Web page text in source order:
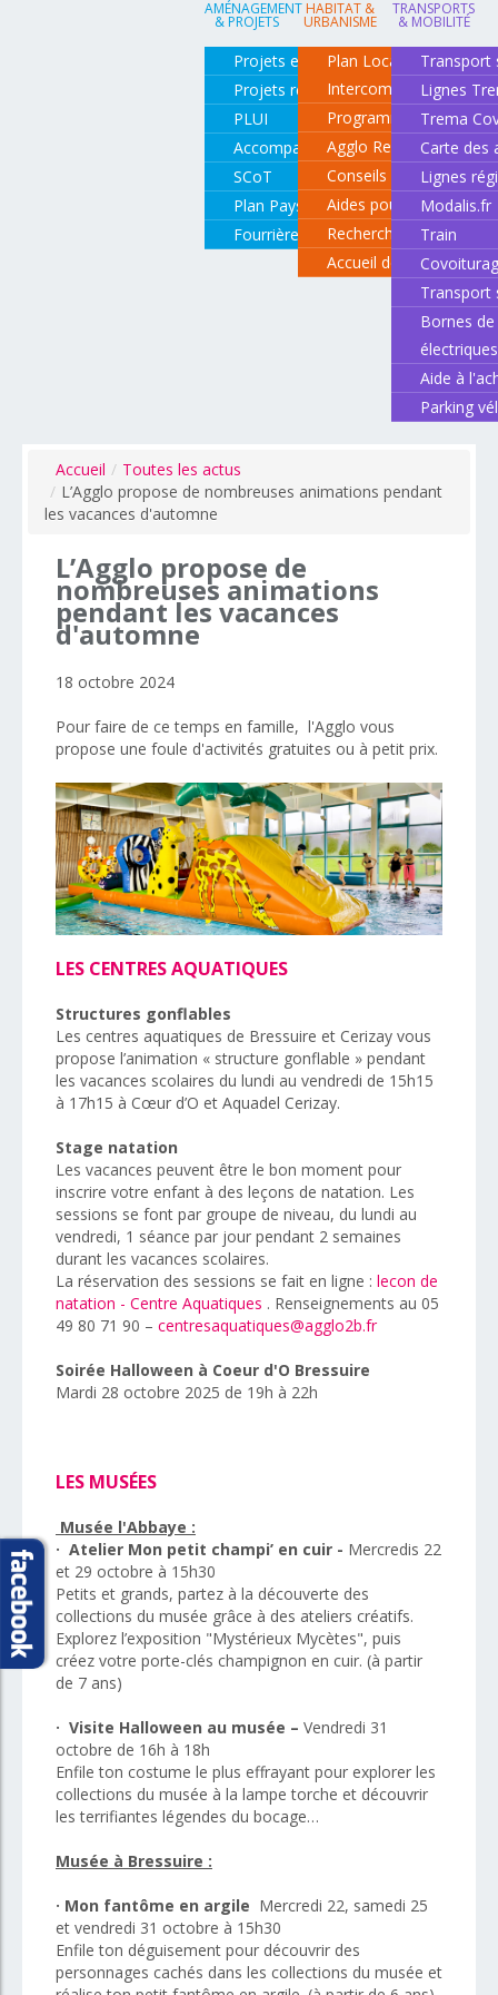
AMÉNAGEMENT
& PROJETS
Projets en cours
Projets réalisés
PLUI
Accompagnement de projets
SCoT
Plan Paysage
Fourrière animale
HABITAT &
URBANISME
Plan Local d'Urbanisme
Intercommunal
Programme local de
Agglo Renov
Conseils pour rénover
Aides pour rénover
Recherche d'un
Accueil des gens du
TRANSPORTS
& MOBILITÉ
Transport
Lignes
Trema
Carte des
Lignes
Modalis.fr
Train
Transport
Bornes
électriques
Aide à
Parking
Accueil / Toutes les actus
/ L’Agglo propose de nombreuses animations pendant
les vacances d'automne
L’Agglo propose de
nombreusesanimations
pendantlesvacances
d'automne
18 octobre 2024
Pour faire de ce temps en famille, l'Agglo vous
propose une foule d'activités gratuites ou à petit prix.
LES CENTRES AQUATIQUES
Structures gonflables
Les centres aquatiques de Bressuire et Cerizay vous
propose l’animation « structure gonflable » pendant
les vacances scolaires du lundi au vendredi de 15h15
à 17h15 à Cœur d’O et Aquadel Cerizay.
Stage natation
Les vacances peuvent être le bon moment pour
inscrire votre enfant à des leçons de natation. Les
sessions se font par groupe de niveau, du lundi au
vendredi, 1 séance par jour pendant 2 semaines
durant les vacances scolaires.
La réservation des sessions se fait en ligne : lecon de
natation - Centre Aquatiques . Renseignements au 05
49 80 71 90 – centresaquatiques@agglo2b.fr
Soirée Halloween à Coeur d'O Bressuire
Mardi 28 octobre 2025 de 19h à 22h
LES MUSÉES
Musée l'Abbaye :
· Atelier Mon petit champi’ en cuir - Mercredis 22
et 29 octobre à 15h30
Petits et grands, partez à la découverte des
collections du musée grâce à des ateliers créatifs.
Explorez l’exposition "Mystérieux Mycètes", puis
créez votre porte-clés champignon en cuir. (à partir
de 7 ans)
· Visite Halloween au musée – Vendredi 31
octobre de 16h à 18h
Enfile ton costume le plus effrayant pour explorer les
collections du musée à la lampe torche et découvrir
les terrifiantes légendes du bocage…
Musée à Bressuire :
· Mon fantôme en argile Mercredi 22, samedi 25
et vendredi 31 octobre à 15h30
Enfile ton déguisement pour découvrir des
personnages cachés dans les collections du musée et